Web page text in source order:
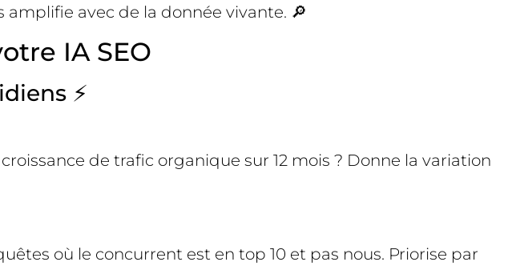
amplifie avec de la donnée vivante. 🔎
IA SEO
⚡
de trafic organique sur 12 mois ? Donne la variation
où le concurrent est en top 10 et pas nous. Priorise par